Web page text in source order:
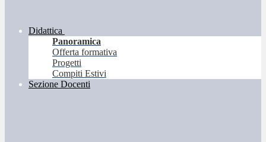
Didattica
Panoramica
Offerta formativa
Progetti
Compiti Estivi
Sezione Docenti